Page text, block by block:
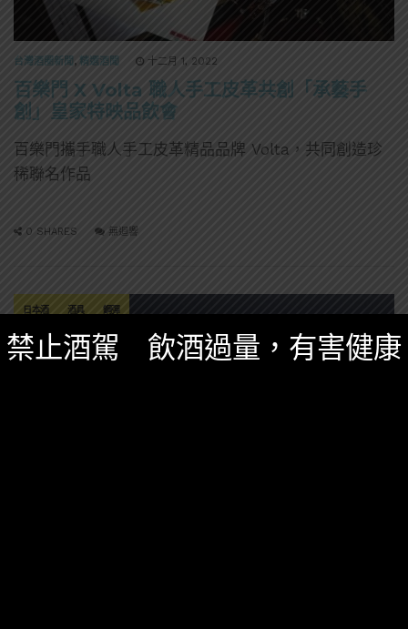
台灣酒圈新聞 , 精選酒聞 十二月 1, 2022
百樂門 X Volta 職人手工皮革共創「承藝手
創」皇家特映品飲會
百樂門攜手職人手工皮革精品品牌 Volta，共同創造珍
稀聯名作品
0 SHARES 無迴響
日本酒 酒具 鋼彈
禁止酒駕 飲酒過量，有害健康